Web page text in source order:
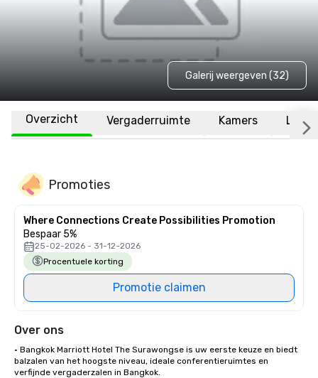
Galerij weergeven (32)
Overzicht Vergaderruimte Kamers
Promoties
Where Connections Create Possibilities Promotion
Bespaar 5%
25-02-2026 - 31-12-2026
Procentuele korting
Promotie claimen
Over ons
• Bangkok Marriott Hotel The Surawongse is uw eerste keuze en biedt
balzalen van het hoogste niveau, ideale conferentieruimtes en
verfijnde vergaderzalen in Bangkok.